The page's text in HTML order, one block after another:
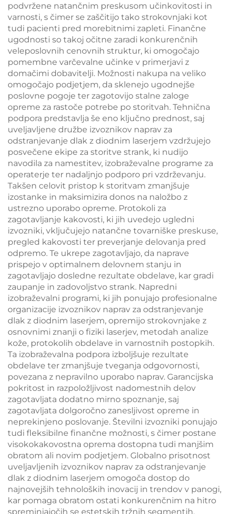
podvržene natančnim preskusom učinkovitosti in
varnosti, s čimer se zaščitijo tako strokovnjaki kot
tudi pacienti pred morebitnimi zapleti. Finančne
ugodnosti so takoj očitne zaradi konkurenčnih
veleposlovnih cenovnih struktur, ki omogočajo
pomembne varčevalne učinke v primerjavi z
domačimi dobavitelji. Možnosti nakupa na veliko
omogočajo podjetjem, da sklenejo ugodnejše
poslovne pogoje ter zagotovijo stalne zaloge
opreme za rastoče potrebe po storitvah. Tehnična
podpora predstavlja še eno ključno prednost, saj
uveljavljene družbe izvoznikov naprav za
odstranjevanje dlak z diodnim laserjem vzdržujejo
posvečene ekipe za storitve strank, ki nudijo
navodila za namestitev, izobraževalne programe za
operaterje ter nadaljnjo podporo pri vzdrževanju.
Takšen celovit pristop k storitvam zmanjšuje
izostanke in maksimizira donos na naložbo z
ustrezno uporabo opreme. Protokoli za
zagotavljanje kakovosti, ki jih uvedejo ugledni
izvozniki, vključujejo natančne tovarniške preskuse,
pregled kakovosti ter preverjanje delovanja pred
odpremo. Te ukrepe zagotavljajo, da naprave
prispejo v optimalnem delovnem stanju in
zagotavljajo dosledne rezultate obdelave, kar gradi
zaupanje in zadovoljstvo strank. Napredni
izobraževalni programi, ki jih ponujajo profesionalne
organizacije izvoznikov naprav za odstranjevanje
dlak z diodnim laserjem, opremijo strokovnjake z
osnovnimi znanji o fiziki laserjev, metodah analize
kože, protokolih obdelave in varnostnih postopkih.
Ta izobraževalna podpora izboljšuje rezultate
obdelave ter zmanjšuje tveganja odgovornosti,
povezana z nepravilno uporabo naprav. Garancijska
pokritost in razpoložljivost nadomestnih delov
zagotavljata dodatno mirno spoznanje, saj
zagotavljata dolgoročno zanesljivost opreme in
neprekinjeno poslovanje. Številni izvozniki ponujajo
tudi fleksibilne finančne možnosti, s čimer postane
visokokakovostna oprema dostopna tudi manjšim
obratom ali novim podjetjem. Globalno prisotnost
uveljavljenih izvoznikov naprav za odstranjevanje
dlak z diodnim laserjem omogoča dostop do
najnovejših tehnoloških inovacij in trendov v panogi,
kar pomaga obratom ostati konkurenčnim na hitro
spreminjajočih se estetskih tržnih segmentih.